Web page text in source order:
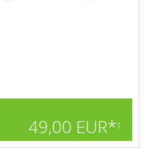
49,00 EUR*1